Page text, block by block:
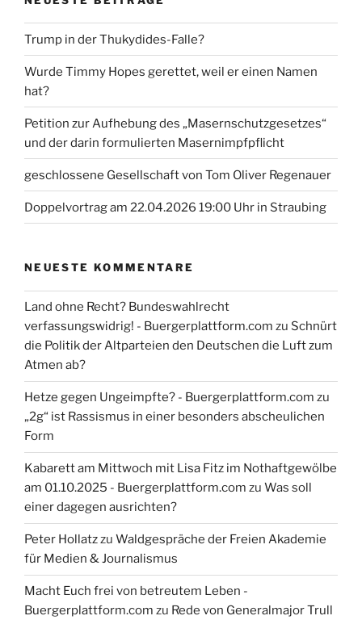
Trump in der Thukydides-Falle?
Wurde Timmy Hopes gerettet, weil er einen Namen
hat?
Petition zur Aufhebung des „Masernschutzgesetzes“
und der darin formulierten Masernimpfpflicht
geschlossene Gesellschaft von Tom Oliver Regenauer
Doppelvortrag am 22.04.2026 19:00 Uhr in Straubing
NEUESTE KOMMENTARE
Land ohne Recht? Bundeswahlrecht
verfassungswidrig! - Buergerplattform.com zu Schnürt
die Politik der Altparteien den Deutschen die Luft zum
Atmen ab?
Hetze gegen Ungeimpfte? - Buergerplattform.com zu
„2g“ ist Rassismus in einer besonders abscheulichen
Form
Kabarett am Mittwoch mit Lisa Fitz im Nothaftgewölbe
am 01.10.2025 - Buergerplattform.com zu Was soll
einer dagegen ausrichten?
Peter Hollatzzu Waldgespräche der Freien Akademie
für Medien & Journalismus
Macht Euch frei von betreutem Leben -
Buergerplattform.com zu Rede von Generalmajor Trull